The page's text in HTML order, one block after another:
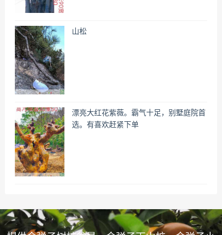
山松
漂亮大红花紫薇。霸气十足，别墅庭院首
选。有喜欢赶紧下单